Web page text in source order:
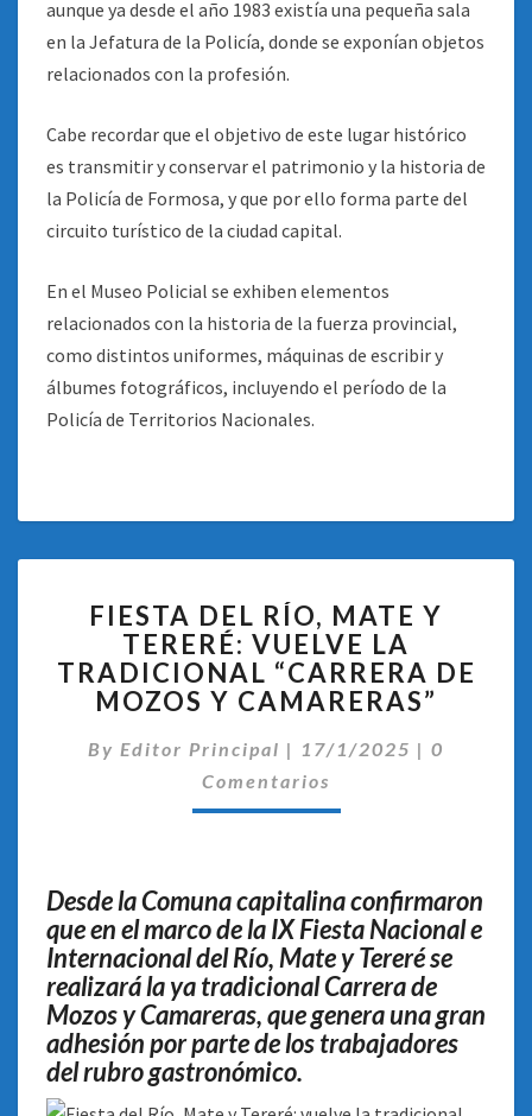
aunque ya desde el año 1983 existía una pequeña sala
en la Jefatura de la Policía, donde se exponían objetos
relacionados con la profesión.
Cabe recordar que el objetivo de este lugar histórico
es transmitir y conservar el patrimonio y la historia de
la Policía de Formosa, y que por ello forma parte del
circuito turístico de la ciudad capital.
En el Museo Policial se exhiben elementos
relacionados con la historia de la fuerza provincial,
como distintos uniformes, máquinas de escribir y
álbumes fotográficos, incluyendo el período de la
Policía de Territorios Nacionales.
DEL
RÍO,
MATE
Y
VUELVE
LA
Y
CAMARERAS”
FIESTA DEL RÍO, MATE Y
TERERÉ: VUELVE LA
TRADICIONAL “CARRERA DE
MOZOS Y CAMARERAS”
By Editor Principal | 17/1/2025 | 0
Comentarios
Desde la Comuna capitalina confirmaron
que en el marco de la IX Fiesta Nacional e
Internacional del Río, Mate y Tereré se
realizará la ya tradicional Carrera de
Mozos y Camareras, que genera una gran
adhesión por parte de los trabajadores
del rubro gastronómico.